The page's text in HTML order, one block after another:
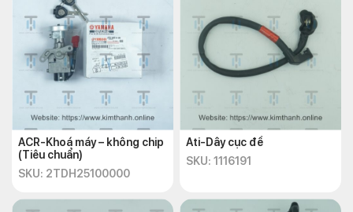
ACR-Khoá máy – không chip
(Tiêu chuẩn)
SKU: 2TDH25100000
Ati-Dây cục đề
SKU: 1116191